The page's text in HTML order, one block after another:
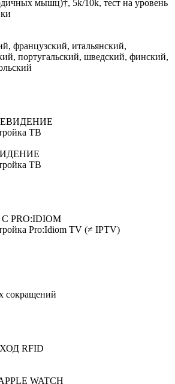
мышц)†, 5k/10k, тест на уровень
французский, итальянский,
португальский, шведский, финский,
ТВ
ТВ
Pro:Idiom TV (≠ IPTV)
сокращений
RFID
WATCH